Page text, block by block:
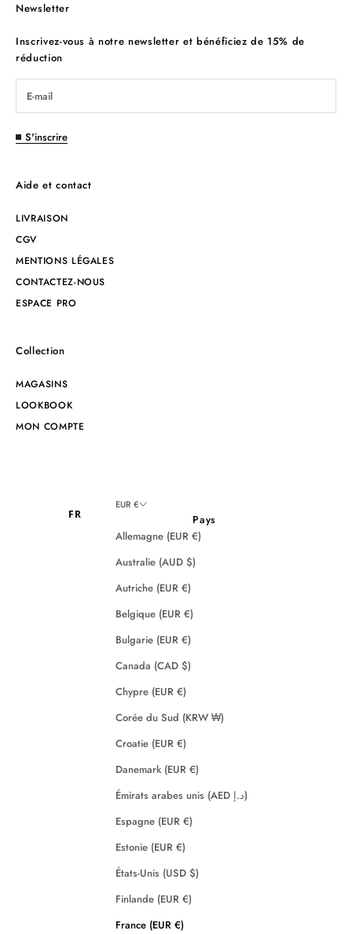
Newsletter
Inscrivez-vous à notre newsletter et bénéficiez de 15% de
réduction
S'inscrire
Aide et contact
LIVRAISON
CGV
MENTIONS LÉGALES
CONTACTEZ-NOUS
ESPACE PRO
Collection
MAGASINS
LOOKBOOK
MON COMPTE
FR
EUR €
Pays
Allemagne (EUR €)
Australie (AUD $)
Autriche (EUR €)
Belgique (EUR €)
Bulgarie (EUR €)
Canada (CAD $)
Chypre (EUR €)
Corée du Sud (KRW ₩)
Croatie (EUR €)
Danemark (EUR €)
Émirats arabes unis (AED د.إ)
Espagne (EUR €)
Estonie (EUR €)
États-Unis (USD $)
Finlande (EUR €)
France (EUR €)